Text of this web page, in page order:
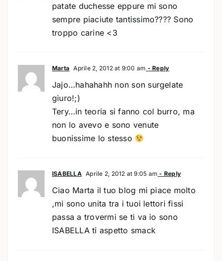
patate duchesse eppure mi sono
sempre piaciute tantissimo???? Sono
troppo carine <3
Marta Aprile 2, 2012 at 9:00 am - Reply
Jajo…hahahahh non son surgelate
giuro!;)
Tery…in teoria si fanno col burro, ma
non lo avevo e sono venute
buonissime lo stesso
ISABELLA Aprile 2, 2012 at 9:05 am - Reply
Ciao Marta il tuo blog mi piace molto
,mi sono unita tra i tuoi lettori fissi
passa a trovermi se ti va io sono
ISABELLA ti aspetto smack